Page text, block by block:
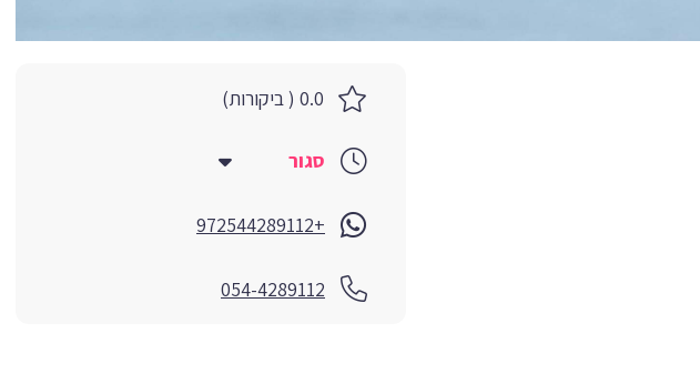
0.0 ( ביקורות)
סגור
+972544289112
054-4289112